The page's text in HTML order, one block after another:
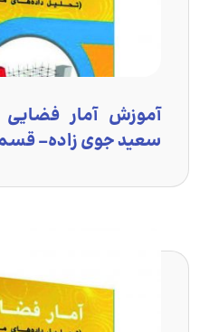
آموزش آمار
سعید جوی زاده-